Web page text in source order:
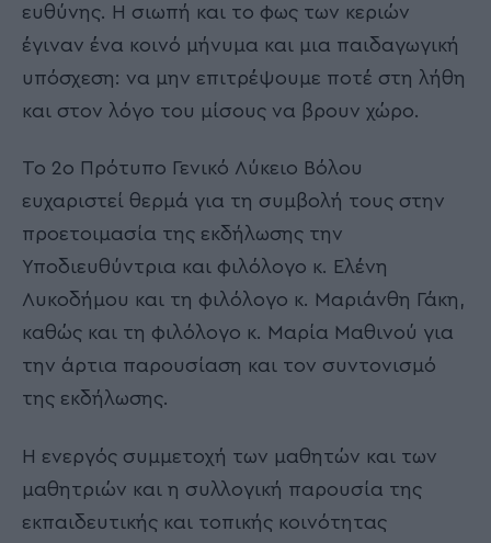
ευθύνης. Η σιωπή και το φως των κεριών
έγιναν ένα κοινό μήνυμα και μια παιδαγωγική
υπόσχεση: να μην επιτρέψουμε ποτέ στη λήθη
και στον λόγο του μίσους να βρουν χώρο.
Το 2ο Πρότυπο Γενικό Λύκειο Βόλου
ευχαριστεί θερμά για τη συμβολή τους στην
προετοιμασία της εκδήλωσης την
Υποδιευθύντρια και φιλόλογο κ. Ελένη
Λυκοδήμου και τη φιλόλογο κ. Μαριάνθη Γάκη,
καθώς και τη φιλόλογο κ. Μαρία Μαθινού για
την άρτια παρουσίαση και τον συντονισμό
της εκδήλωσης.
Η ενεργός συμμετοχή των μαθητών και των
μαθητριών και η συλλογική παρουσία της
εκπαιδευτικής και τοπικής κοινότητας